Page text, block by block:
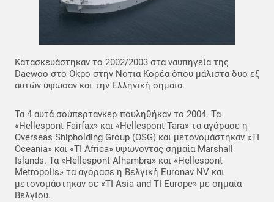
Κατασκευάστηκαν το 2002/2003 στα ναυπηγεία της
Daewoo στο Okpo στην Νότια Κορέα όπου μάλιστα δυο εξ
αυτών ύψωσαν και την Ελληνική σημαία.
Τα 4 αυτά σούπερτανκερ πουληθήκαν το 2004. Τα
«Hellespont Fairfax» και «Hellespont Tara» τα αγόρασε η
Overseas Shipholding Group (OSG) και μετονομάστηκαν «TI
Oceania» και «TI Africa» υψώνοντας σημαία Marshall
Islands. Τα «Hellespont Alhambra» και «Hellespont
Metropolis» τα αγόρασε η Βελγική Euronav NV και
μετονομάστηκαν σε «TI Asia and TI Europe» με σημαία
Βελγίου.